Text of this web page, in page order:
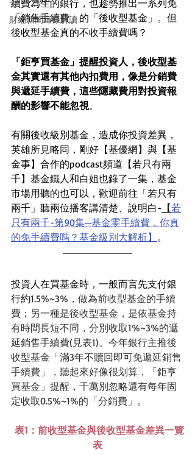
財經新聞這樣解讀
續費為生的銀行，也趁勢推出一系列免
「銷售手續費」的「後收型基金」。但
後收型基金真的不收手續費嗎？
「鉅亨買基金」提醒投資人，後收型基
金其實還有其他內扣費用，像是分銷費
與遞延手續費，這些隱藏費用對投資報
酬的影響不能忽視。
有關後收級別基金，造成你投資差異，
英雄所見略同，剛好【基優網】與【基
金事】合作的podcast頻道【若只有兩
千】基金鐵人和白姐也錄了一集，基金
市場用聽的也可以，歡迎前往「若只有
兩千」聽兩位播客講清楚、說明白- 【若
只有兩千-第90集─基金零手續費，你真
的免手續費嗎？基金級別大解析】 。
投資人在買基金時，一般而言先支付銀
行約1.5%~3%，做為前收型基金的手續
費；另一種是後收型基金，是依基金持
有時間長短不同，分別收取1%~3%的遞
延銷售手續費(見表1)。今年銀行主推後
收型基金「滿3年不贖回即可免遞延銷售
手續費」，聽起來好像很划算，「鉅亨
買基金」提醒，千萬別忽略還有每年固
定收取0.5%~1%的「分銷費」。
表1：前收型基金與後收型基金差異一覽
表